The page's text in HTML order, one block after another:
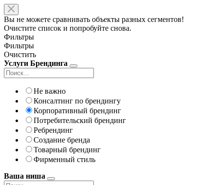
Вы не можете сравнивать объекты разных сегментов!
Очистите список и попробуйте снова.
Фильтры
Фильтры
Очистить
Услуги Брендинга
Не важно
Консалтинг по брендингу
Корпоративный брендинг
Потребительский брендинг
Ребрендинг
Создание бренда
Товарный брендинг
Фирменный стиль
Ваша ниша